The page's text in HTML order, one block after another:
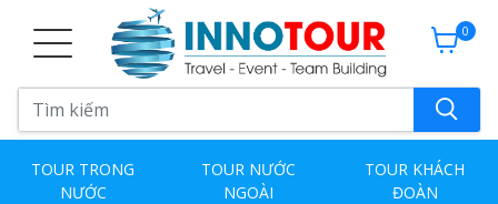
0
TOUR TRONG
NƯỚC
TOUR NƯỚC
NGOÀI
TOUR KHÁCH
ĐOÀN